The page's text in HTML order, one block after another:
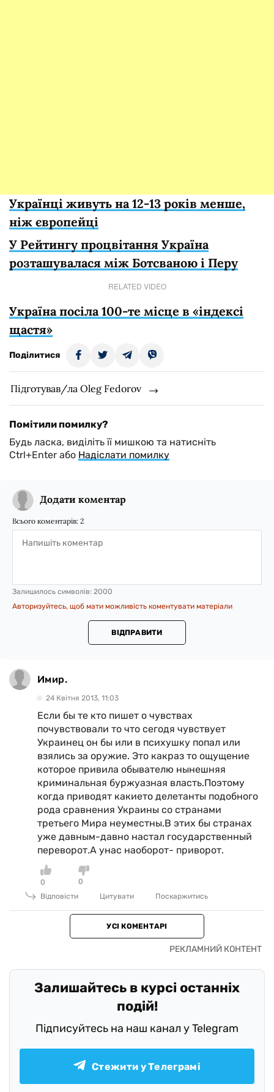
Українці живуть на 12-13 років менше,
ніж європейці
У Рейтингу процвітання Україна
розташувалася між Ботсваною і Перу
RELATED VIDEO
Україна посіла 100-те місце в «індексі
щастя»
Поділитися
Підготував/ла Oleg Fedorov
Помітили помилку?
Будь ласка, виділіть її мишкою та натисніть
Ctrl+Enter або Надіслати помилку
Додати коментар
Всього коментарів: 2
Залишилось символів: 2000
Авторизуйтесь, щоб мати можливість коментувати матеріали
ВІДПРАВИТИ
Имир.
24 Квiтня 2013, 11:03
Если бы те кто пишет о чувствах
почувствовали то что сегодя чувствует
Украинец он бы или в психушку попал или
взялись за оружие. Это какраз то ощущение
которое привила обывателю нынешняя
криминальная буржуазная власть.Поэтому
когда приводят какието делетанты подобного
рода сравнения Украины со странами
третьего Мира неуместны.В этих бы странах
уже давным-давно настал государственный
переворот.А унас наоборот- приворот.
0
0
Відповісти
Цитувати Поскаржитись
УСІ КОМЕНТАРІ
Залишайтесь в курсі останніх
подій!
Підписуйтесь на наш канал у Telegram
Стежити у Телеграмі